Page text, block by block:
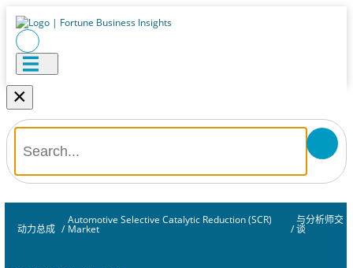
×
动力总成 /
Automotive Selective Catalytic Reduction (SCR)
Market /
与分析师交
谈